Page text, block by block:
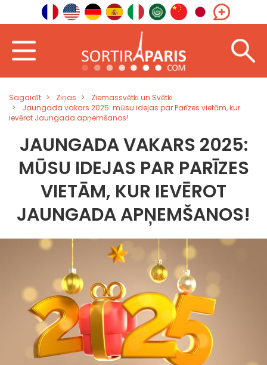
Sagaidīt Ziņas
Ziemassvētki un Svētki
Jaungada vakars 2025: mūsu idejas par Parīzes vietām, kur
ievērot Jaungada apņemšanos!
JAUNGADA VAKARS 2025:
MŪSU IDEJAS PAR PARĪZES
VIETĀM, KUR IEVĒROT
JAUNGADA APŅEMŠANOS!